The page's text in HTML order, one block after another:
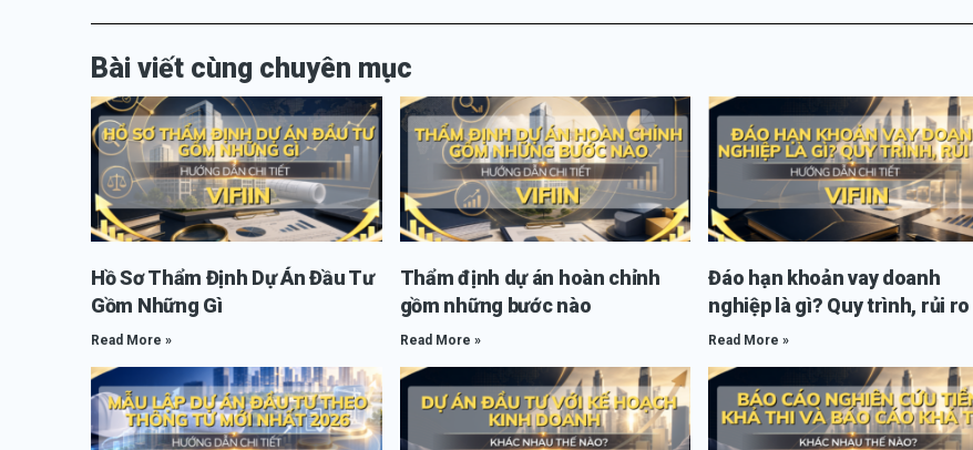
Bài viết cùng chuyên mục
Hồ Sơ Thẩm Định Dự Án Đầu Tư
Gồm Những Gì
Read More »
Thẩm định dự án hoàn chỉnh
gồm những bước nào
Read More »
Đáo hạn khoản vay doanh
nghiệp là gì? Quy trình, rủi ro
Read More »